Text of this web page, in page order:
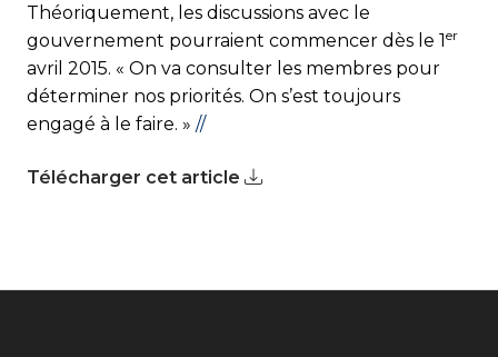
Théoriquement, les discussions avec le
gouvernement pourraient commencer dès le 1er
avril 2015. « On va consulter les membres pour
déterminer nos priorités. On s’est toujours
engagé à le faire. » //
Télécharger cet article